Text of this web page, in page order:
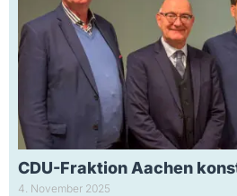
CDU-Fraktion Aachen
4. November 2025